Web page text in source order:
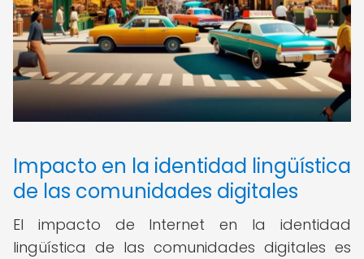
Impacto en la identidad lingüística
de las comunidades digitales
El impacto de Internet en la identidad
lingüística de las comunidades digitales es